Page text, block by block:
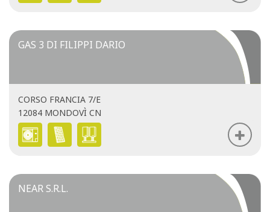
GAS 3 DI FILIPPI DARIO
CORSO FRANCIA 7/E
12084 MONDOVÌ CN
NEAR S.R.L.